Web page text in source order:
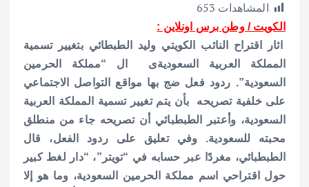
e
b
o
o
k
it
te
r
ai
l
at
s
A
p
p
e
المشاهدات 653
الكويت / وطن برس اونلاين :
اثار اقتراح النائب الكويتي وليد الطبطائي بتغيير تسمية
المملكة العربية السعوديةى ال “مملكة الحرمين
السعودية”. ردود فعل ضج بها مواقع التواصل الاجتماعي
على خلفية تصريحه بأن يتم تغيير تسمية المملكة العربية
السعودية، وأعتبر الطبطبائي أن تصريحه جاء من منطلق
محبته للسعودية. وفي تعليق على ردود الفعل، قال
الطبطبائي، مغردًا عبر حسابه في “تويتر”، “دار لغط كبير
حول اقتراحي اسم مملكة الحرمين السعودية، وما هو إلا